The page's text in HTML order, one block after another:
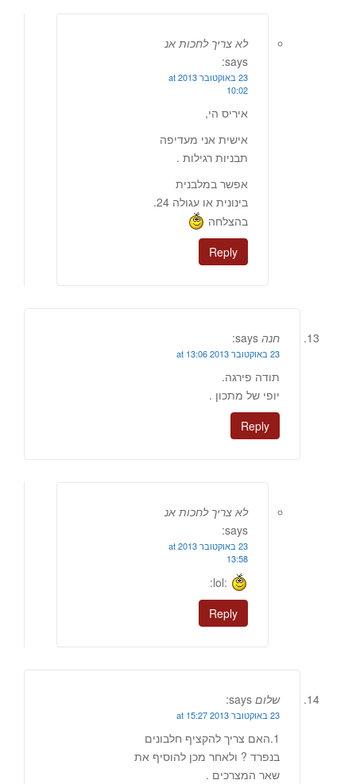
לא צריך לחכות אנ
says:
23 באוקטובר 2013 at
10:02
איריס הי,
אישית אני מעדיפה
תבניות רגילות .
אפשר במלבנית
בינונית או עגולה 24.
בהצלחה
Reply
חנה says:
23 באוקטובר 2013 at 13:06
תודה פירגה.
יופי של מתכון .
Reply
לא צריך לחכות אנ
says:
23 באוקטובר 2013 at
13:58
:lol:
Reply
שלום says:
23 באוקטובר 2013 at 15:27
1.האם צריך להקציף חלבונים
בנפרד ? ולאחר מכן להוסיף את
שאר המצרכים .